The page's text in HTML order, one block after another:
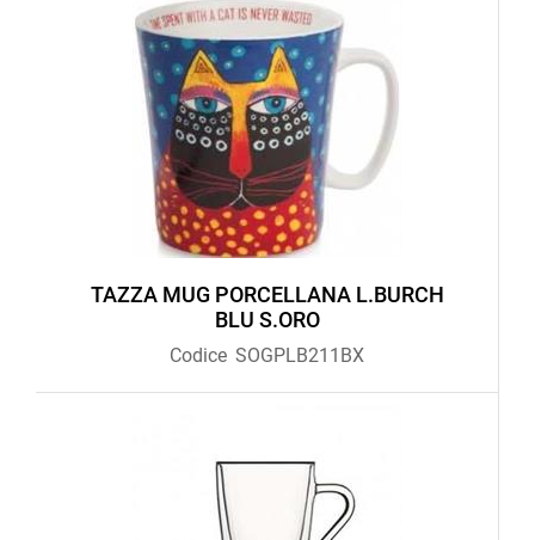
TAZZA MUG PORCELLANA L.BURCH
BLU S.ORO
Codice SOGPLB211BX